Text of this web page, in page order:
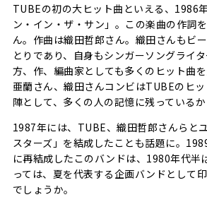
TUBEの初の大ヒット曲といえる、1986
ン・イン・ザ・サン」。この楽曲の作詞
ん。作曲は織田哲郎さん。織田さんもビ
とりであり、自身もシンガーソングライ
方、作、編曲家としても多くのヒット曲を
亜蘭さん、織田さんコンビはTUBEのヒ
陣として、多くの人の記憶に残っているか
1987年には、TUBE、織田哲郎さんらと
スターズ」を結成したことも話題に。
に再結成したこのバンドは、1980年代半
っては、夏を代表する企画バンドとして
でしょうか。